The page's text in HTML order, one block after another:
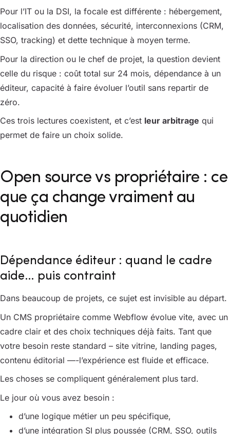
Pour l’IT ou la DSI, la focale est différente : hébergement,
localisation des données, sécurité, interconnexions (CRM,
SSO, tracking) et dette technique à moyen terme.
Pour la direction ou le chef de projet, la question devient
celle du risque : coût total sur 24 mois, dépendance à un
éditeur, capacité à faire évoluer l’outil sans repartir de
zéro.
Ces trois lectures coexistent, et c’est leur arbitrage qui
permet de faire un choix solide.
Open source vs propriétaire : ce
que ça change vraiment au
quotidien
Dépendance éditeur : quand le cadre
aide… puis contraint
Dans beaucoup de projets, ce sujet est invisible au départ.
Un CMS propriétaire comme Webflow évolue vite, avec un
cadre clair et des choix techniques déjà faits. Tant que
votre besoin reste standard – site vitrine, landing pages,
contenu éditorial —-l’expérience est fluide et efficace.
Les choses se compliquent généralement plus tard.
Le jour où vous avez besoin :
d’une logique métier un peu spécifique,
d’une intégration SI plus poussée (CRM, SSO, outils